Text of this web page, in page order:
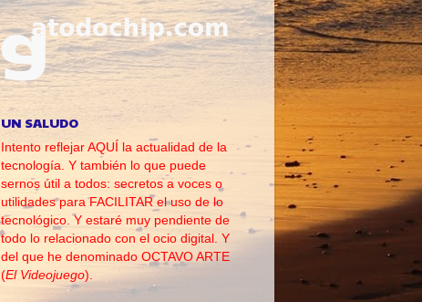
UN SALUDO
Intento reflejar AQUÍ la actualidad de la
tecnología. Y también lo que puede
sernos útil a todos: secretos a voces o
utilidades para FACILITAR el uso de lo
tecnológico. Y estaré muy pendiente de
todo lo relacionado con el ocio digital. Y
del que he denominado OCTAVO ARTE
(El Videojuego).